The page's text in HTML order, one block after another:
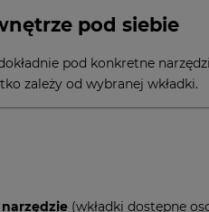
pod siebie
pod konkretne
zależy od wybranej wkładki.
(wkładki dostępne